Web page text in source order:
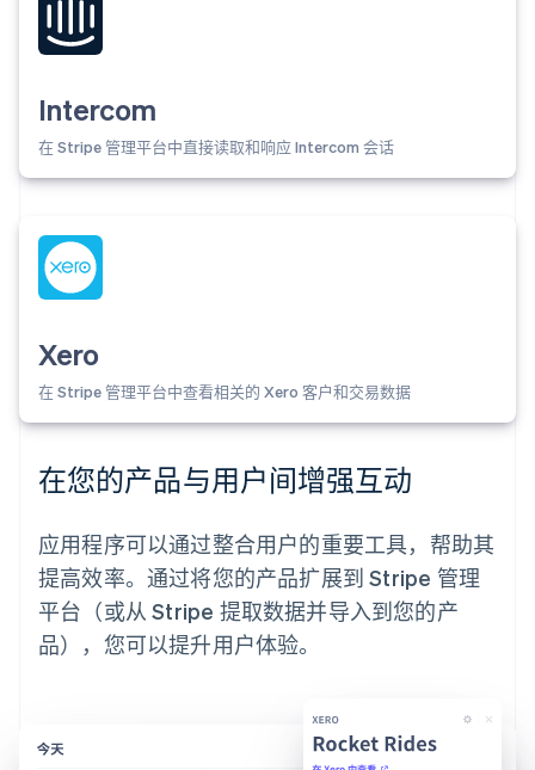
Intercom
在 Stripe 管理平台中直接读取和响应 Intercom 会话
Xero
在 Stripe 管理平台中查看相关的 Xero 客户和交易数据
在您的产品与用户间增强互动
应用程序可以通过整合用户的重要工具，帮助其
提高效率。通过将您的产品扩展到 Stripe 管理
平台（或从 Stripe 提取数据并导入到您的产
品），您可以提升用户体验。